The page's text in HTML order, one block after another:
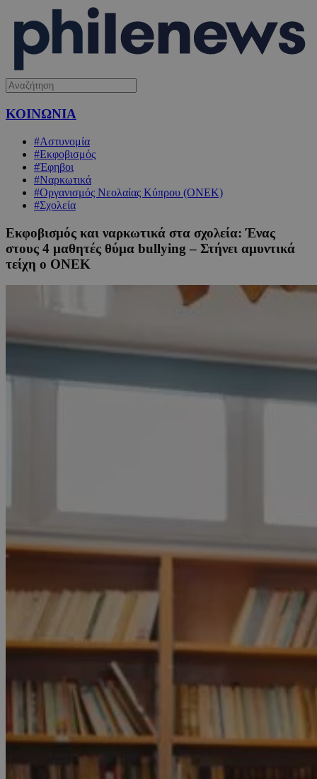
ΚΟΙΝΩΝΙΑ
#Αστυνομία
#Εκφοβισμός
#Έφηβοι
#Ναρκωτικά
#Οργανισμός Νεολαίας Κύπρου (ΟΝΕΚ)
#Σχολεία
Εκφοβισμός και ναρκωτικά στα σχολεία: Ένας
στους 4 μαθητές θύμα bullying – Στήνει αμυντικά
τείχη ο ΟΝΕΚ